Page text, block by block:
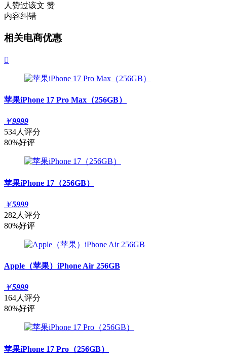
人赞过该文 赞
内容纠错
相关电商优惠

苹果iPhone 17 Pro Max（256GB）
￥9999
534人评分
80%好评
苹果iPhone 17（256GB）
￥5999
282人评分
80%好评
Apple（苹果）iPhone Air 256GB
￥5999
164人评分
80%好评
苹果iPhone 17 Pro（256GB）